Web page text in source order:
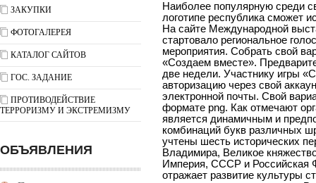
ЗАКУПКИ
ФОТОГАЛЕРЕЯ
КАТАЛОГ САЙТОВ
ГОС. ЗАДАНИЕ
ПРОТИВОДЕЙСТВИЕ
ТЕРРОРИЗМУ И ЭКСТРЕМИЗМУ
ОБЪЯВЛЕНИЯ
Наиболее популярную среди
логотипе республика сможет
На сайте Международной
стартовало региональное
мероприятия. Собрать свой
«Создаем вместе».
две недели. Участнику игры
авторизацию через свой
электронной почты. Свой
формате png. Как отмечают
является динамичным и
комбинаций букв различных
учтены шесть исторических
Владимира, Великое
Империя, СССР и
отражает развитие культуры